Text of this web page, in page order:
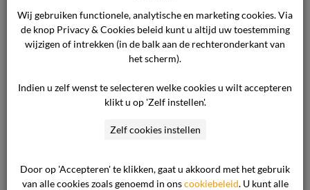
dat is ook niet gebeurd. Bovendien blijkt uit de
e-mailcorrespondentie tussen de consument en
de ondernemer dat consument op de hoogte
De commissie heeft het volgende overwogen.
De commissie ziet zich voor de vraag gesteld of
Wij gebruiken functionele, analytische en marketing cookies. Via
de knop Privacy & Cookies beleid kunt u altijd uw toestemming
wijzigen of intrekken (in de balk aan de rechteronderkant van
het scherm).
Indien u zelf wenst te selecteren welke cookies u wilt accepteren
klikt u op 'Zelf instellen'.
Zelf cookies instellen
Door op 'Accepteren' te klikken, gaat u akkoord met het gebruik
van alle cookies zoals genoemd in onscookiebeleid . U kunt alle